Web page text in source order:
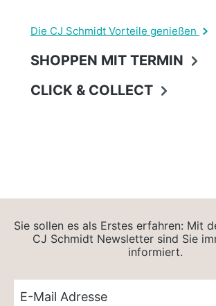
Die CJ Schmidt Vorteile genießen
SHOPPEN MIT TERMIN
CLICK & COLLECT
Sie sollen es als Erstes erfahren: Mit
CJ Schmidt Newsletter sind Sie
informiert.